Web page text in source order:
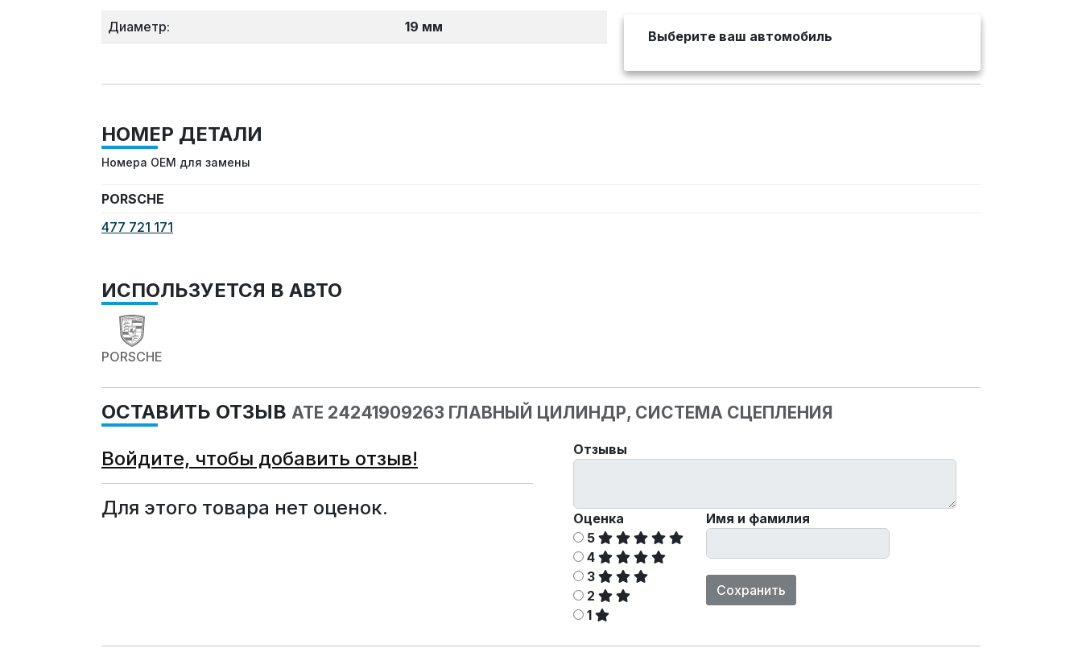
Диаметр: 19 мм
Выберите ваш автомобиль
НОМЕР ДЕТАЛИ
Номера OEM для замены
PORSCHE
477 721 171
ИСПОЛЬЗУЕТСЯ В АВТО
PORSCHE
ОСТАВИТЬ ОТЗЫВ ATE 24241909263 ГЛАВНЫЙ ЦИЛИНДР, СИСТЕМА СЦЕПЛЕНИЯ
Войдите, чтобы добавить отзыв!
Для этого товара нет оценок.
Отзывы
Оценка
5
4
3
2
1
Имя и фамилия
Сохранить